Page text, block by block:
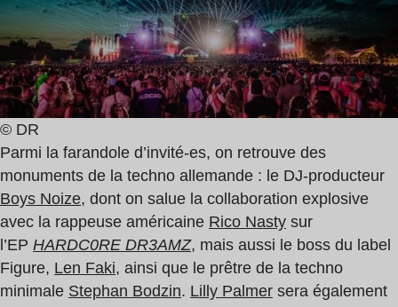
© DR
Parmi la farandole d’invité-es, on retrouve des
monuments de la techno allemande : le DJ-producteur
Boys Noize, dont on salue la collaboration explosive
avec la rappeuse américaine Rico Nasty sur
l’EP HARDC0RE DR3AMZ, mais aussi le boss du label
Figure, Len Faki, ainsi que le prêtre de la techno
minimale Stephan Bodzin. Lilly Palmer sera également